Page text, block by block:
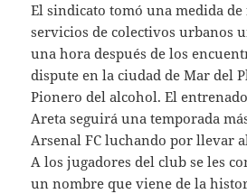
El sindicato tomó una medida
servicios de colectivos urbanos
una hora después de los
dispute en la ciudad de Mar del
Pionero del alcohol. El
Areta seguirá una temporada
Arsenal FC luchando por llevar
A los jugadores del club se les
un nombre que viene de la